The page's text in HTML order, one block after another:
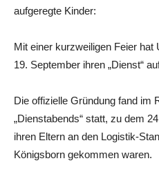
aufgeregte Kinder:
Mit einer kurzweiligen Feier hat
19. September ihren „Dienst“
Die offizielle Gründung fand im
„Dienstabends“ statt, zu dem
ihren Eltern an den Logistik-
Königsborn gekommen waren.